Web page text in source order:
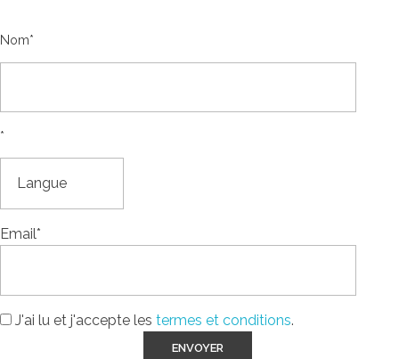
Nom*
*
Email*
J'ai lu et j'accepte les termes et conditions.